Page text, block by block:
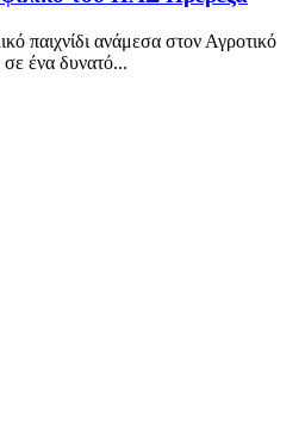
παιχνίδι ανάμεσα στον Αγροτικό
ένα δυνατό...